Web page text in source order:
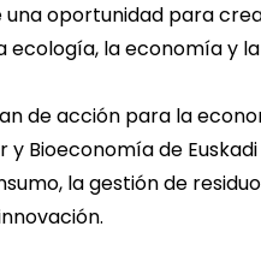
una oportunidad para
ecología, la economía y
de acción para la
y Bioeconomía de
la gestión de